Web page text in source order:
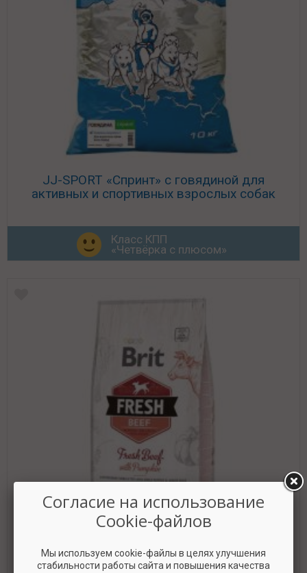
JJ-SPORT «Спринт» с говядиной для
активных и спортивных взрослых собак
Класс КПП
«Четвёрка с плюсом»
Согласие на использование
Cookie-файлов
Мы используем cookie-файлы в целях улучшения
стабильности работы сайта и повышения качества